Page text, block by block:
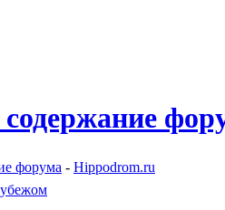
форума - Hippodrom.ru